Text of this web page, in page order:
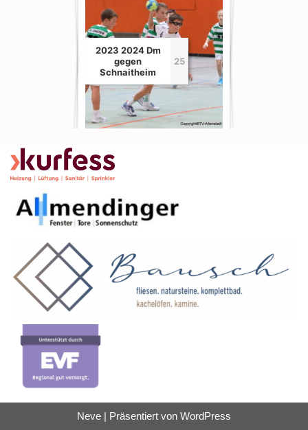
2023 2024 Dm
gegen
Schnaitheim
25
Neve | Präsentiert von WordPress